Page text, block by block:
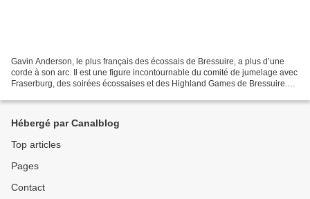
Gavin Anderson, le plus français des écossais de Bressuire, a plus d’une
corde à son arc. Il est une figure incontournable du comité de jumelage avec
Fraserburg, des soirées écossaises et des Highland Games de Bressuire.
Hébergé par Canalblog
Top articles
Pages
Contact